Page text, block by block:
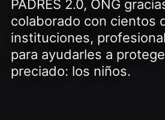
PADRES 2.0, ONG
colaborado con cientos
instituciones,
para ayudarles a
preciado: los niños.